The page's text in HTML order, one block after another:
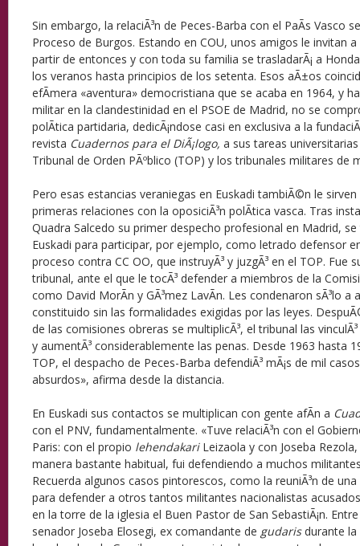
Sin embargo, la relaciÃ³n de Peces-Barba con el PaÃ­s Vasco
Proceso de Burgos. Estando en COU, unos amigos le invitan
partir de entonces y con toda su familia se trasladarÃ¡ a
los veranos hasta principios de los setenta. Esos aÃ±os
efÃ­mera «aventura» democristiana que se acaba en 1964, y
militar en la clandestinidad en el PSOE de Madrid, no se
polÃ­tica partidaria, dedicÃ¡ndose casi en exclusiva a la
revista Cuadernos para el DiÃ¡logo, a sus tareas
Tribunal de Orden PÃºblico (TOP) y los tribunales militares de
Pero esas estancias veraniegas en Euskadi tambiÃ©n le
primeras relaciones con la oposiciÃ³n polÃ­tica vasca. Tras
Quadra Salcedo su primer despecho profesional en Madrid, se
Euskadi para participar, por ejemplo, como letrado defensor
proceso contra CC OO, que instruyÃ³ y juzgÃ³ en el TOP. Fue
tribunal, ante el que le tocÃ³ defender a miembros de la
como David MorÃ­n y GÃ³mez LavÃ­n. Les condenaron sÃ³lo
constituido sin las formalidades exigidas por las leyes.
de las comisiones obreras se multiplicÃ³, el tribunal las
y aumentÃ³ considerablemente las penas. Desde 1963 hasta
TOP, el despacho de Peces-Barba defendiÃ³ mÃ¡s de mil
absurdos», afirma desde la distancia.
En Euskadi sus contactos se multiplican con gente afÃ­n a
con el PNV, fundamentalmente. «Tuve relaciÃ³n con el
Paris: con el propio lehendakariLeizaola y con Joseba
manera bastante habitual, fui defendiendo a muchos
Recuerda algunos casos pintorescos, como la reuniÃ³n de
para defender a otros tantos militantes nacionalistas
en la torre de la iglesia el Buen Pastor de San SebastiÃ¡n.
senador Joseba Elosegi, ex comandante de gudarisdurante la